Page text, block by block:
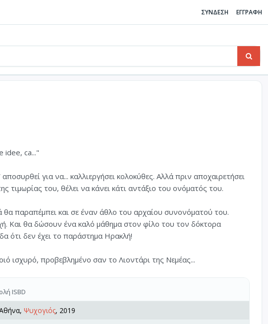
ΣΥΝΔΕΣΗ ΕΓΓΡΑΦΗ
idee, ca..."
για να... καλλιεργήσει κολοκύθες. Αλλά πριν αποχαιρετήσει
τιμωρίας του, θέλει να κάνει κάτι αντάξιο του ονόματός του.
παραπέμπει και σε έναν άθλο του αρχαίου συνονόματού του.
Και θα δώσουν ένα καλό μάθημα στον φίλο του τον δόκτορα
ότι δεν έχει το παράστημα Ηρακλή!
ισχυρό, προβεβλημένο σαν το Λιοντάρι της Νεμέας...
ISBD
Ψυχογιός, 2019